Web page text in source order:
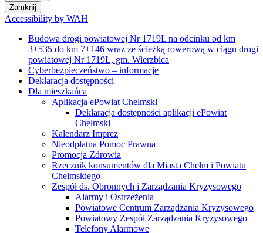
Zamknij
Accessibility by WAH
Budowa drogi powiatowej Nr 1719L na odcinku od km
3+535 do km 7+146 wraz ze ścieżką rowerową w ciągu drogi
powiatowej Nr 1719L, gm. Wierzbica
Cyberbezpieczeństwo – informacje
Deklaracja dostępności
Dla mieszkańca
Aplikacja ePowiat Chełmski
Deklaracja dostępności aplikacji ePowiat
Chełmski
Kalendarz Imprez
Nieodpłatna Pomoc Prawna
Promocja Zdrowia
Rzecznik konsumentów dla Miasta Chełm i Powiatu
Chełmskiego
Zespół ds. Obronnych i Zarządzania Kryzysowego
Alarmy i Ostrzeżenia
Powiatowe Centrum Zarządzania Kryzysowego
Powiatowy Zespół Zarządzania Kryzysowego
Telefony Alarmowe